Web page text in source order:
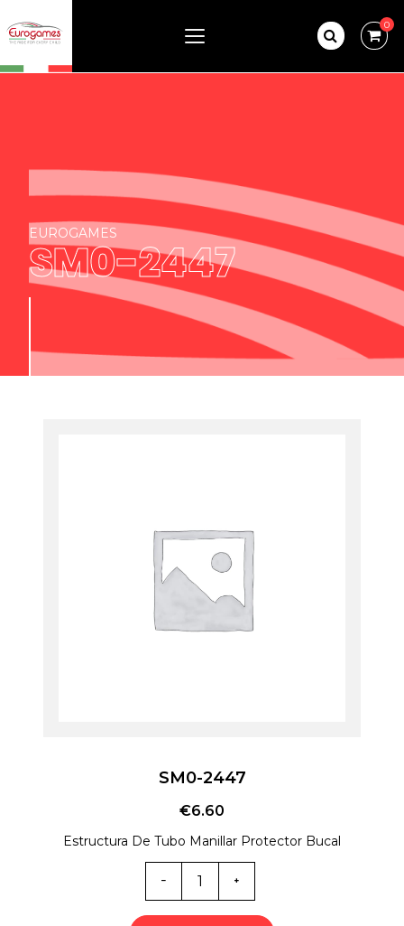
0
EUROGAMES
SM0-2447
SM0-2447
€6.60
Estructura De Tubo Manillar Protector Bucal
Cantidad
de
SM0-
2447